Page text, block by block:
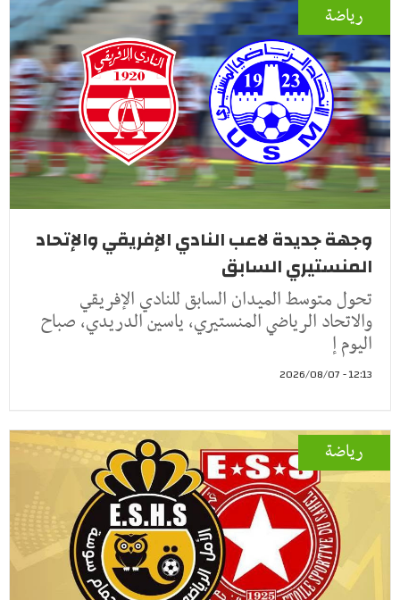
رياضة
وجهة جديدة لاعب النادي الإفريقي والإتحاد
المنستيري السابق
تحول متوسط الميدان السابق للنادي الإفريقي
والاتحاد الرياضي المنستيري، ياسين الدريدي، صباح
اليوم إ
12:13 - 2026/08/07
رياضة